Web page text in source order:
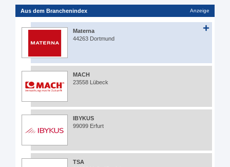
Aus dem Branchenindex Anzeige
Materna
44263 Dortmund
MACH
23558 Lübeck
IBYKUS
99099 Erfurt
TSA